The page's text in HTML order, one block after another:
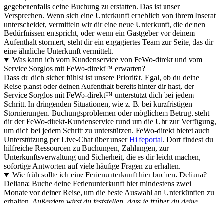
gegebenenfalls deine Buchung zu erstatten. Das ist unser
Versprechen. Wenn sich eine Unterkunft erheblich von ihrem Inserat
unterscheidet, vermitteln wir dir eine neue Unterkunft, die deinen
Bedürfnissen entspricht, oder wenn ein Gastgeber vor deinem
Aufenthalt storniert, steht dir ein engagiertes Team zur Seite, das dir
eine ähnliche Unterkunft vermittelt.
Was kann ich vom Kundenservice von FeWo-direkt und vom
Service Sorglos mit FeWo-direkt™ erwarten?
Dass du dich sicher fühlst ist unsere Priorität. Egal, ob du deine
Reise planst oder deinen Aufenthalt bereits hinter dir hast, der
Service Sorglos mit FeWo-direkt™ unterstützt dich bei jedem
Schritt. In dringenden Situationen, wie z. B. bei kurzfristigen
Stornierungen, Buchungsproblemen oder möglichem Betrug, steht
dir der FeWo-direkt-Kundenservice rund um die Uhr zur Verfügung,
um dich bei jedem Schritt zu unterstützen. FeWo-direkt bietet auch
Unterstützung per Live-Chat über unserHilfeportal. Dort findest du
hilfreiche Ressourcen zu Buchungen, Zahlungen, zur
Unterkunftsverwaltung und Sicherheit, die es dir leicht machen,
sofortige Antworten auf viele häufige Fragen zu erhalten.
Wie früh sollte ich eine Ferienunterkunft hier buchen: Deliana?
Deliana: Buche deine Ferienunterkunft hier mindestens zwei
Monate vor deiner Reise, um die beste Auswahl an Unterkünften zu